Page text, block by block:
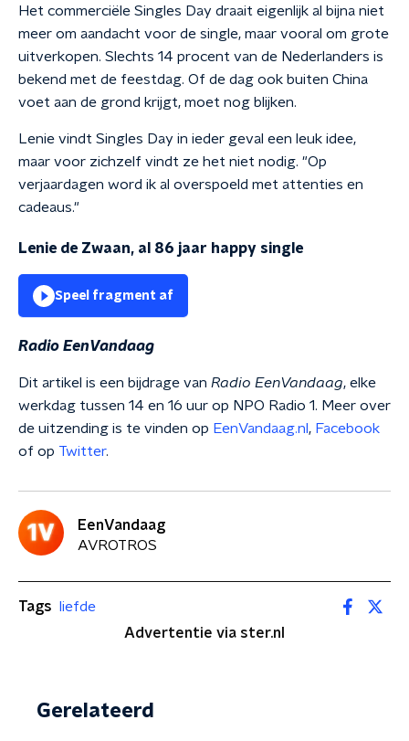
Het commerciële Singles Day draait eigenlijk al bijna niet
meer om aandacht voor de single, maar vooral om grote
uitverkopen. Slechts 14 procent van de Nederlanders is
bekend met de feestdag. Of de dag ook buiten China
voet aan de grond krijgt, moet nog blijken.
Lenie vindt Singles Day in ieder geval een leuk idee,
maar voor zichzelf vindt ze het niet nodig. "Op
verjaardagen word ik al overspoeld met attenties en
cadeaus."
Lenie de Zwaan, al 86 jaar happy single
Speel fragment af
Radio EenVandaag
Dit artikel is een bijdrage van Radio EenVandaag, elke
werkdag tussen 14 en 16 uur op NPO Radio 1. Meer over
de uitzending is te vinden op EenVandaag.nl , Facebook
of op Twitter.
EenVandaag
AVROTROS
Tags liefde
Advertentie via ster.nl
Gerelateerd